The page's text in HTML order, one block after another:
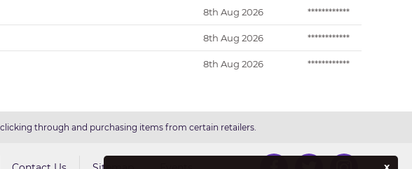
8th Aug 2026 ************
8th Aug 2026 ************
8th Aug 2026 ************
through and purchasing items from certain retailers.